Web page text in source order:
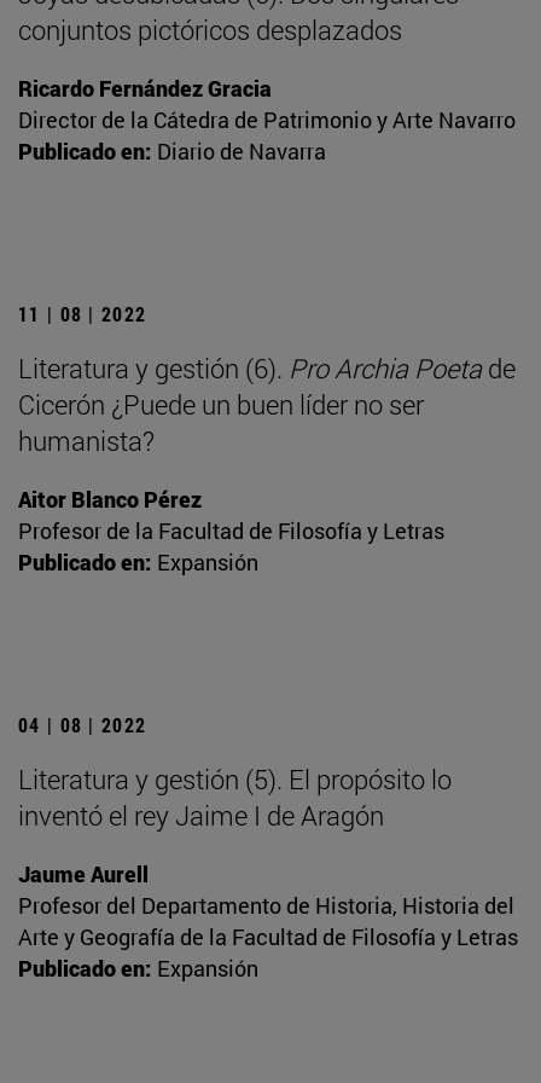
conjuntos pictóricos desplazados
Ricardo Fernández Gracia
Director de la Cátedra de Patrimonio y Arte Navarro
Publicado en: Diario de Navarra
11 | 08 | 2022
Literatura y gestión (6). Pro Archia Poetade
Cicerón ¿Puede un buen líder no ser
humanista?
Aitor Blanco Pérez
Profesor de la Facultad de Filosofía y Letras
Publicado en: Expansión
04 | 08 | 2022
Literatura y gestión (5). El propósito lo
inventó el rey Jaime I de Aragón
Jaume Aurell
Profesor del Departamento de Historia, Historia del
Arte y Geografía de la Facultad de Filosofía y Letras
Publicado en: Expansión